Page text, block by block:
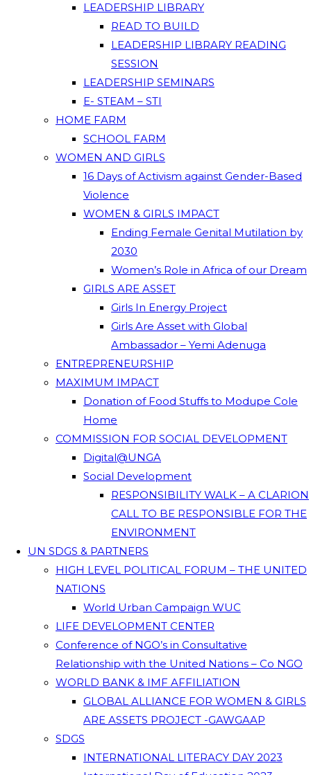
LEADERSHIP LIBRARY
READ TO BUILD
LEADERSHIP LIBRARY READING
SESSION
LEADERSHIP SEMINARS
E- STEAM – STI
HOME FARM
SCHOOL FARM
WOMEN AND GIRLS
16 Days of Activism against Gender-Based
Violence
WOMEN & GIRLS IMPACT
Ending Female Genital Mutilation by
2030
Women’s Role in Africa of our Dream
GIRLS ARE ASSET
Girls In Energy Project
Girls Are Asset with Global
Ambassador – Yemi Adenuga
ENTREPRENEURSHIP
MAXIMUM IMPACT
Donation of Food Stuffs to Modupe Cole
Home
COMMISSION FOR SOCIAL DEVELOPMENT
Digital@UNGA
Social Development
RESPONSIBILITY WALK – A CLARION
CALL TO BE RESPONSIBLE FOR THE
ENVIRONMENT
UN SDGS & PARTNERS
HIGH LEVEL POLITICAL FORUM – THE UNITED
NATIONS
World Urban Campaign WUC
LIFE DEVELOPMENT CENTER
Conference of NGO’s in Consultative
Relationship with the United Nations – Co NGO
WORLD BANK & IMF AFFILIATION
GLOBAL ALLIANCE FOR WOMEN & GIRLS
ARE ASSETS PROJECT -GAWGAAP
SDGS
INTERNATIONAL LITERACY DAY 2023